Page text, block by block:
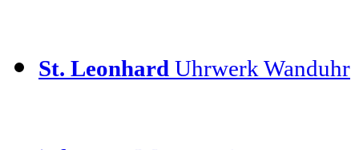
St. Leonhard Uhrwerk Wanduhr